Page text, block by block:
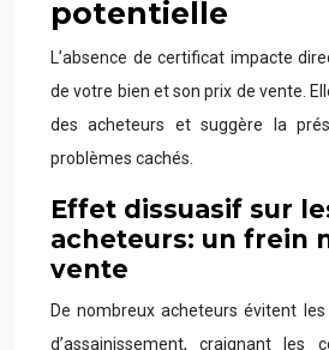
potentielle
L’absence de certificat impacte
de votre bien et son prix de vente.
des acheteurs et suggère la
problèmes cachés.
Effet dissuasif sur
acheteurs: un frein
vente
De nombreux acheteurs évitent
d’assainissement, craignant les